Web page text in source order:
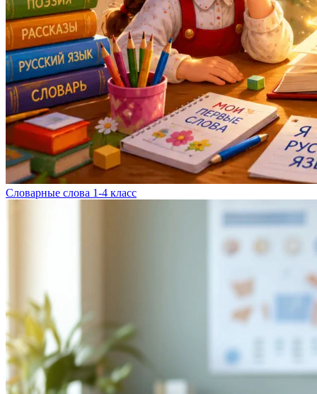
Словарные слова 1-4 класс